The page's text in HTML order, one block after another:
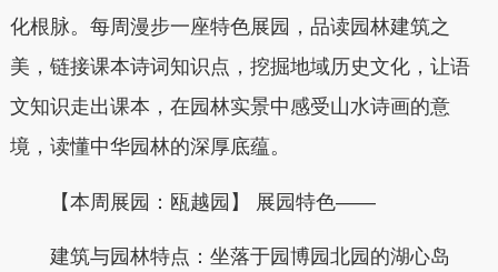
化根脉。每周漫步一座特色展园，品读园林建筑之
美，链接课本诗词知识点，挖掘地域历史文化，让语
文知识走出课本，在园林实景中感受山水诗画的意
境，读懂中华园林的深厚底蕴。
【本周展园：瓯越园】 展园特色——
建筑与园林特点：坐落于园博园北园的湖心岛